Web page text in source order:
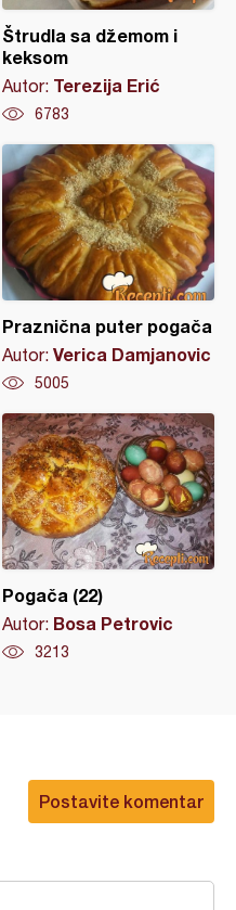
Štrudla sa džemom i
keksom
Autor: Terezija Erić
6783
Praznična puter pogača
Autor: Verica Damjanovic
5005
Pogača (22)
Autor: Bosa Petrovic
3213
Postavite komentar